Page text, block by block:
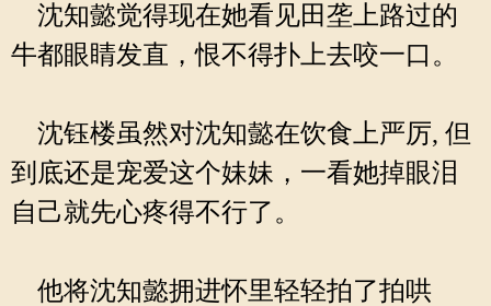
沈知懿觉得现在她看见田垄上路过的
牛都眼睛发直，恨不得扑上去咬一口。
沈钰楼虽然对沈知懿在饮食上严厉, 但
到底还是宠爱这个妹妹，一看她掉眼泪
自己就先心疼得不行了。
他将沈知懿拥进怀里轻轻拍了拍哄